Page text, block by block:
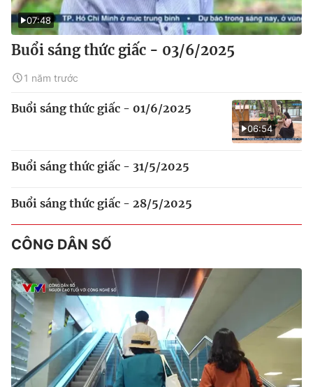
07:48
Buổi sáng thức giấc - 03/6/2025
1 năm trước
06:54
Buổi sáng thức giấc - 01/6/2025
Buổi sáng thức giấc - 31/5/2025
Buổi sáng thức giấc - 28/5/2025
CÔNG DÂN SỐ